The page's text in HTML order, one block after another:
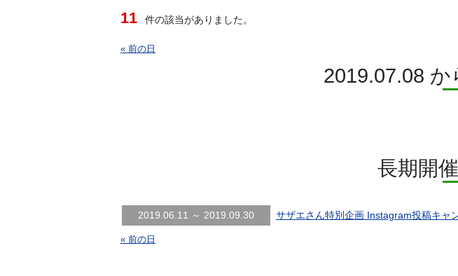
11 件の該当がありました。
« 前の日
2019.07.08 か
長期開
2019.06.11 ～ 2019.09.30 サザエさん特別企画 Instagram投稿キャ
« 前の日